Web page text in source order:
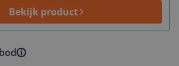
Bekijk product